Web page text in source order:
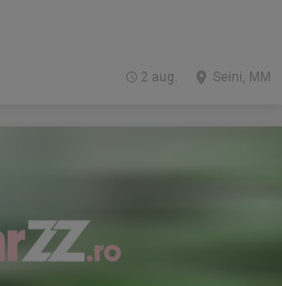
Seini, MM
2 aug.